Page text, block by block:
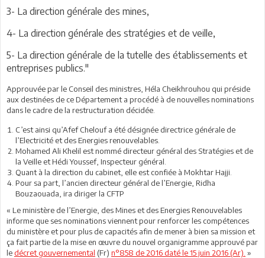
3- La direction générale des mines,
4- La direction générale des stratégies et de veille,
5- La direction générale de la tutelle des établissements et
entreprises publics."
Approuvée par le Conseil des ministres, Héla Cheikhrouhou qui préside
aux destinées de ce Département a procédé à de nouvelles nominations
dans le cadre de la restructuration décidée.
C’est ainsi qu’Afef Chelouf a été désignée directrice générale de
l’Electricité et des Energies renouvelables.
Mohamed Ali Khelil est nommé directeur général des Stratégies et de
la Veille et Hédi Youssef, Inspecteur général.
Quant à la direction du cabinet, elle est confiée à Mokhtar Hajji.
Pour sa part, l’ancien directeur général de l’Energie, Ridha
Bouzaouada, ira diriger la CFTP
« Le ministère de l’Energie, des Mines et des Energies Renouvelables
informe que ses nominations viennent pour renforcer les compétences
du ministère et pour plus de capacités afin de mener à bien sa mission et
ça fait partie de la mise en œuvre du nouvel organigramme approuvé par
le décret gouvernemental (Fr) n°858 de 2016 daté le 15 juin 2016 (Ar). »